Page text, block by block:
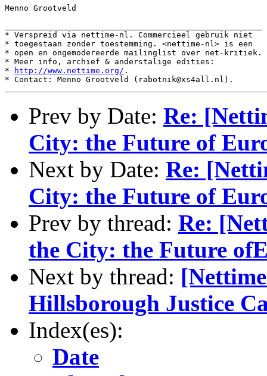
Menno Grootveld
* Verspreid via nettime-nl. Commercieel gebruik niet
* toegestaan zonder toestemming. <nettime-nl> is een
* open en ongemodereerde mailinglist over net-kritiek.
* Meer info, archief & anderstalige edities:
*
http://www.nettime.org/ .
Prev by Date: Re:
City: the Future of
Next by Date: Re:
City: the Future of
Prev by thread: Re:
the City: the Future
Next by thread:
Hillsborough Justice
Index(es):
Date